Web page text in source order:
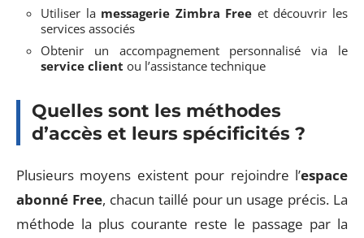
Utiliser la messagerie Zimbra Free et découvrir les
services associés
Obtenir un accompagnement personnalisé via le
service client ou l’assistance technique
Quelles sont les méthodes
d’accès et leurs spécificités ?
Plusieurs moyens existent pour rejoindre l’espace
abonné Free, chacun taillé pour un usage précis. La
méthode la plus courante reste le passage par la